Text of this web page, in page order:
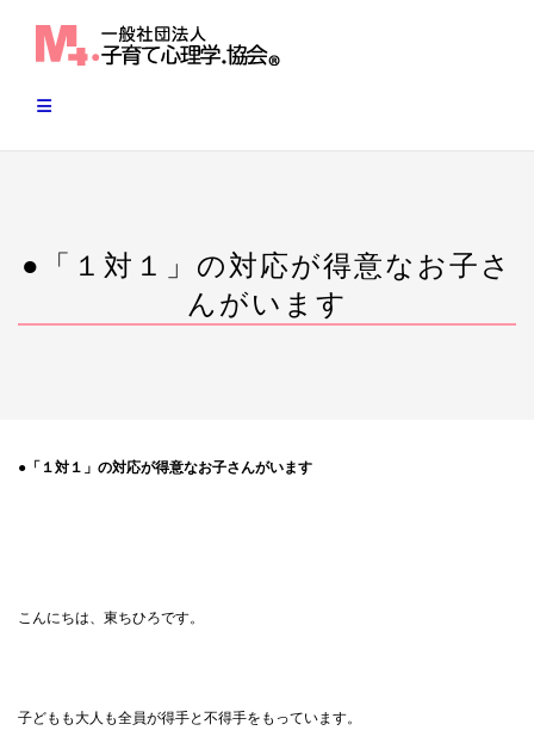
●「１対１」の対応が得意なお子さ
んがいます
●「１対１」の対応が得意なお子さんがいます
こんにちは、東ちひろです。
子どもも大人も全員が得手と不得手をもっています。